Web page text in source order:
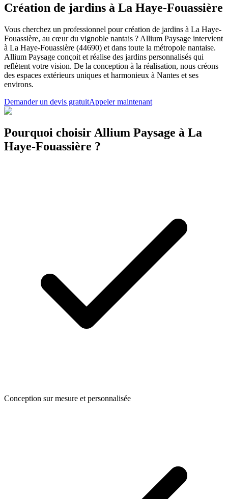
Création de jardins à La Haye-Fouassière
Vous cherchez un professionnel pour création de jardins à La Haye-
Fouassière, au cœur du vignoble nantais ? Allium Paysage intervient
à La Haye-Fouassière (44690) et dans toute la métropole nantaise.
Allium Paysage conçoit et réalise des jardins personnalisés qui
reflètent votre vision. De la conception à la réalisation, nous créons
des espaces extérieurs uniques et harmonieux à Nantes et ses
environs.
Demander un devis gratuitAppeler maintenant
Pourquoi choisir Allium Paysage à La
Haye-Fouassière ?
Conception sur mesure et personnalisée